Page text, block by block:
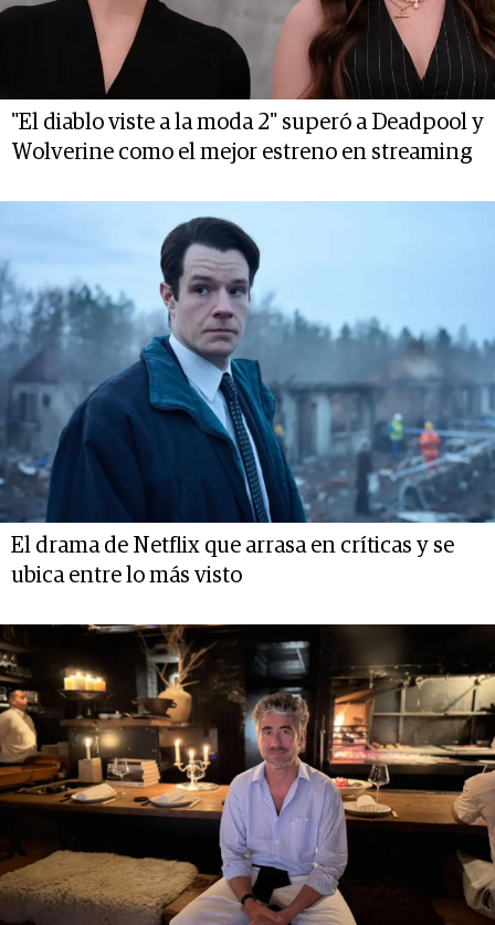
"El diablo viste a la moda 2" superó a Deadpool y
Wolverine como el mejor estreno en streaming
El drama de Netflix que arrasa en críticas y se
ubica entre lo más visto